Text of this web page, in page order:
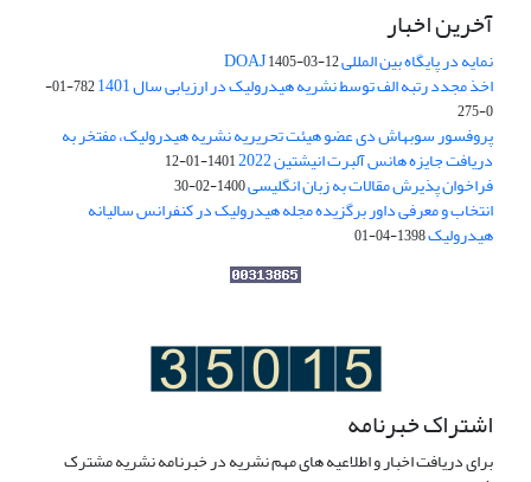
آخرین اخبار
نمایه در پایگاه بین المللی DOAJ1405-03-12
اخذ مجدد رتبه الف توسط نشریه هیدرولیک در ارزیابی سال 1401
782-01-
0-275
پروفسور سوبهاش دی عضو هیئت تحریریه نشریه هیدرولیک، مفتخر به
دریافت جایزه هانس آلبرت انیشتین 2022 1401-01-12
فراخوان پذیرش مقالات به زبان انگلیسی1400-02-30
انتخاب و معرفی داور برگزیده مجله هیدرولیک در کنفرانس سالیانه
هیدرولیک1398-04-01
اشتراک خبرنامه
برای دریافت اخبار و اطلاعیه های مهم نشریه در خبرنامه نشریه مشترک